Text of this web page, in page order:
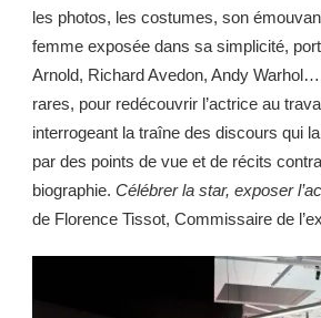
les photos, les costumes, son
femme exposée dans sa simplicité,
Arnold, Richard Avedon, Andy
rares, pour redécouvrir l’actrice au
interrogeant la traîne des discours qui
par des points de vue et de récits
biographie. Célébrer la star, exposer
de Florence Tissot, Commissaire de